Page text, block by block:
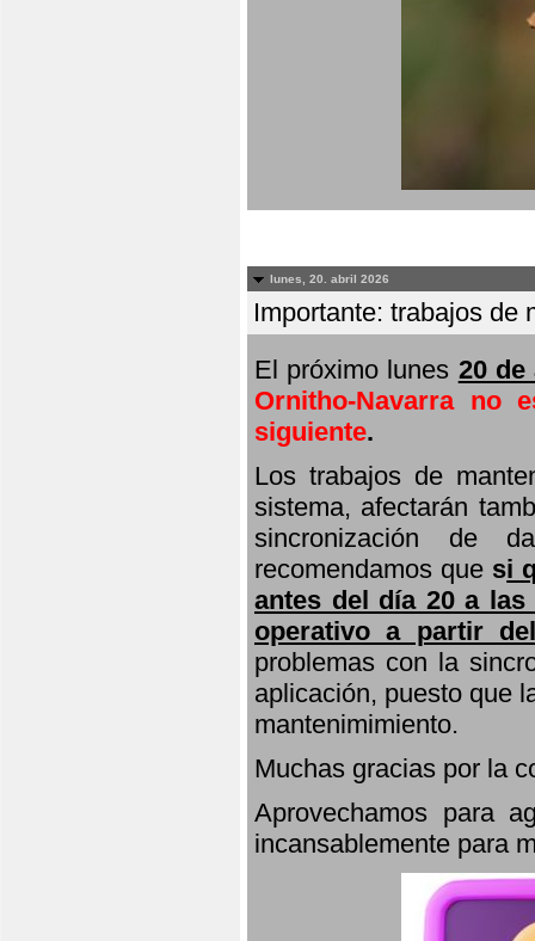
lunes, 20. abril 2026
Importante: trabajos de
El próximo lunes 20
Ornitho-Navarra no
siguiente.
Los trabajos de
sistema, afectarán
sincronización de
recomendamos que si
antes del día 20 a
operativo a partir
problemas con la
aplicación, puesto que
mantenimimiento.
Muchas gracias por la
Aprovechamos para
incansablemente para